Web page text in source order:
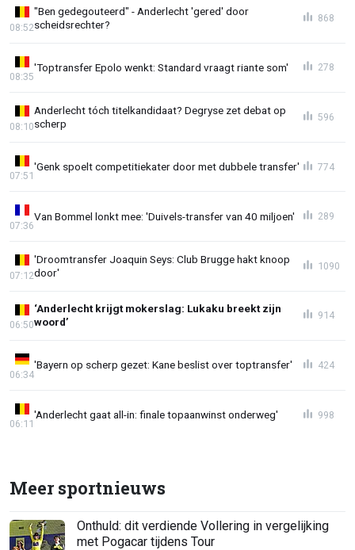
"Ben gedegouteerd" - Anderlecht 'gered' door
scheidsrechter?
08:52
868
'Toptransfer Epolo wenkt: Standard vraagt riante som'
08:35
278
Anderlecht tóch titelkandidaat? Degryse zet debat op
scherp
08:10
596
'Genk spoelt competitiekater door met dubbele transfer'
07:51
774
Van Bommel lonkt mee: 'Duivels-transfer van 40 miljoen'
07:36
289
'Droomtransfer Joaquin Seys: Club Brugge hakt knoop
door'
07:12
1090
‘Anderlecht krijgt mokerslag: Lukaku breekt zijn
woord’
06:50
914
'Bayern op scherp gezet: Kane beslist over toptransfer'
06:34
424
'Anderlecht gaat all-in: finale topaanwinst onderweg'
06:11
998
Meer sportnieuws
Onthuld: dit verdiende Vollering in vergelijking
met Pogacar tijdens Tour